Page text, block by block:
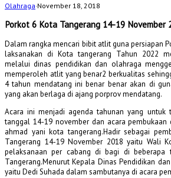
Olahraga·November 18, 2018
Porkot 6 Kota Tangerang 14-19 November
Dalam rangka mencari bibit atlit guna persiapan
laksanakan di Kota tangerang Tahun 2022
melalui dinas pendidikan dan olahraga
memperoleh atlit yang benar2 berkualitas
4 tahun mendatang ini benar benar akan di
yang akan berlaga di ajang porprov mendatang.
Acara ini menjadi agenda tahunan yang untuk
tanggal 14-19 november dan acara
ahmad yani kota tangerang.Hadir sebagai
Tangerang 14-19 November 2018 yaitu Wali
pelaksanaan per cabang di bagi di
Tangerang.Menurut Kepala Dinas Pendidikan
yaitu Dedi Suhada dalam sambutanya di acara